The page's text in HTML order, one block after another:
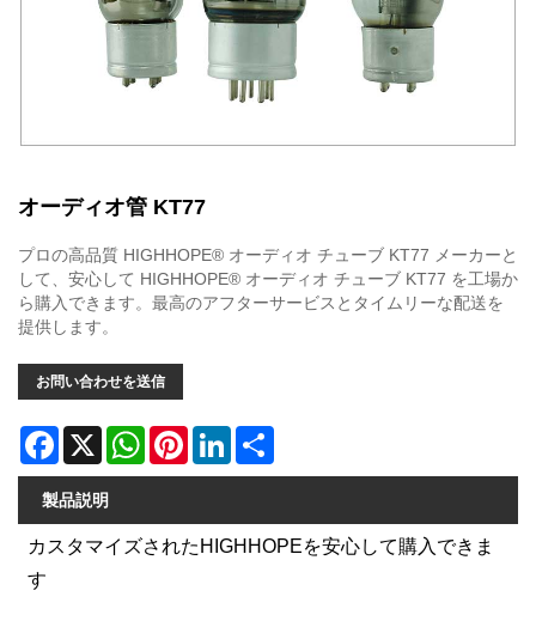
オーディオ管 KT77
プロの高品質 HIGHHOPE® オーディオ チューブ KT77 メーカーと
して、安心して HIGHHOPE® オーディオ チューブ KT77 を工場か
ら購入できます。最高のアフターサービスとタイムリーな配送を
提供します。
お問い合わせを送信
Facebook
X WhatsAppPinterestLinkedIn
製品説明
カスタマイズされたHIGHHOPEを安心して購入できま
す